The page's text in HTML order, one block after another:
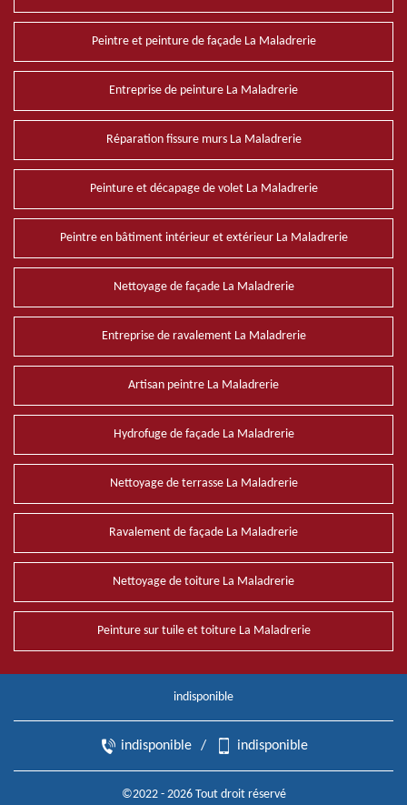
Peintre et peinture de façade La Maladrerie
Entreprise de peinture La Maladrerie
Réparation fissure murs La Maladrerie
Peinture et décapage de volet La Maladrerie
Peintre en bâtiment intérieur et extérieur La Maladrerie
Nettoyage de façade La Maladrerie
Entreprise de ravalement La Maladrerie
Artisan peintre La Maladrerie
Hydrofuge de façade La Maladrerie
Nettoyage de terrasse La Maladrerie
Ravalement de façade La Maladrerie
Nettoyage de toiture La Maladrerie
Peinture sur tuile et toiture La Maladrerie
indisponible
indisponible / indisponible
©2022 - 2026 Tout droit réservé